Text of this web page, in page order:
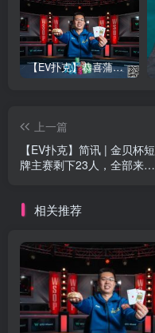
【EV扑克】恭喜蒲蔚然赛事#65夺冠，收获国人2023WSOP第六条金手链，奖金93万刀！
上一篇
【EV扑克】简讯 | 金贝杯短
牌主赛剩下23人，全部来自
相关推荐